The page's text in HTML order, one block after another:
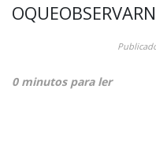
0 minutos para ler